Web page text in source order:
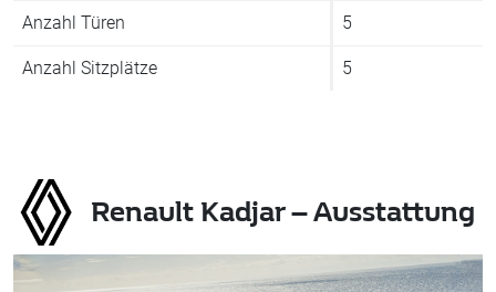
Anzahl Türen 5
Anzahl Sitzplätze 5
Renault Kadjar – Ausstattung